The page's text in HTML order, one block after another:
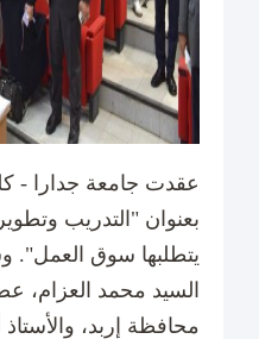
عقدت جامعة جدارا -
بعنوان "التدريب
يتطلبها سوق العمل".
السيد محمد العزام،
محافظة إربد،